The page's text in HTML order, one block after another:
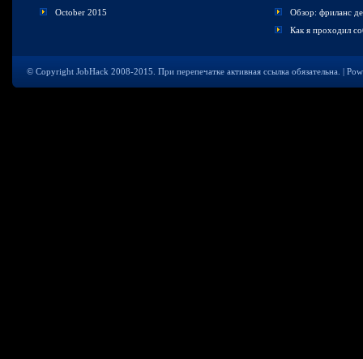
October 2015
Обзор: фриланс
Как я проходил
© Copyright JobHack 2008-2015. При перепечатке активная ссылка обязательна. |